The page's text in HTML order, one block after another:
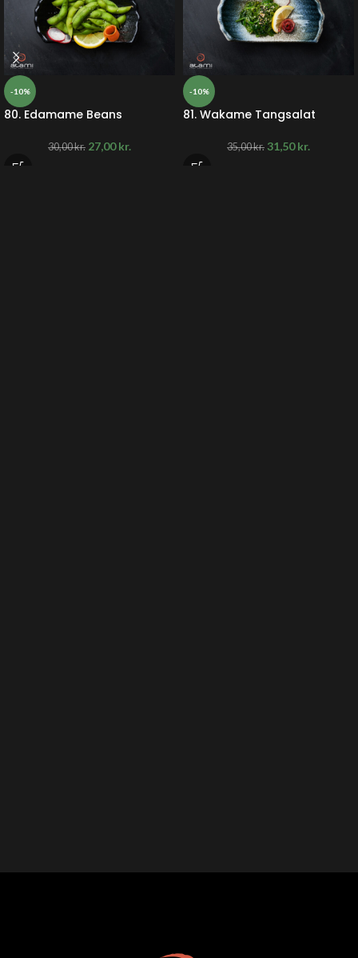
-10%
80. Edamame Beans
30,00kr. 27,00kr.
-10%
81. Wakame Tangsalat
35,00kr. 31,50kr.